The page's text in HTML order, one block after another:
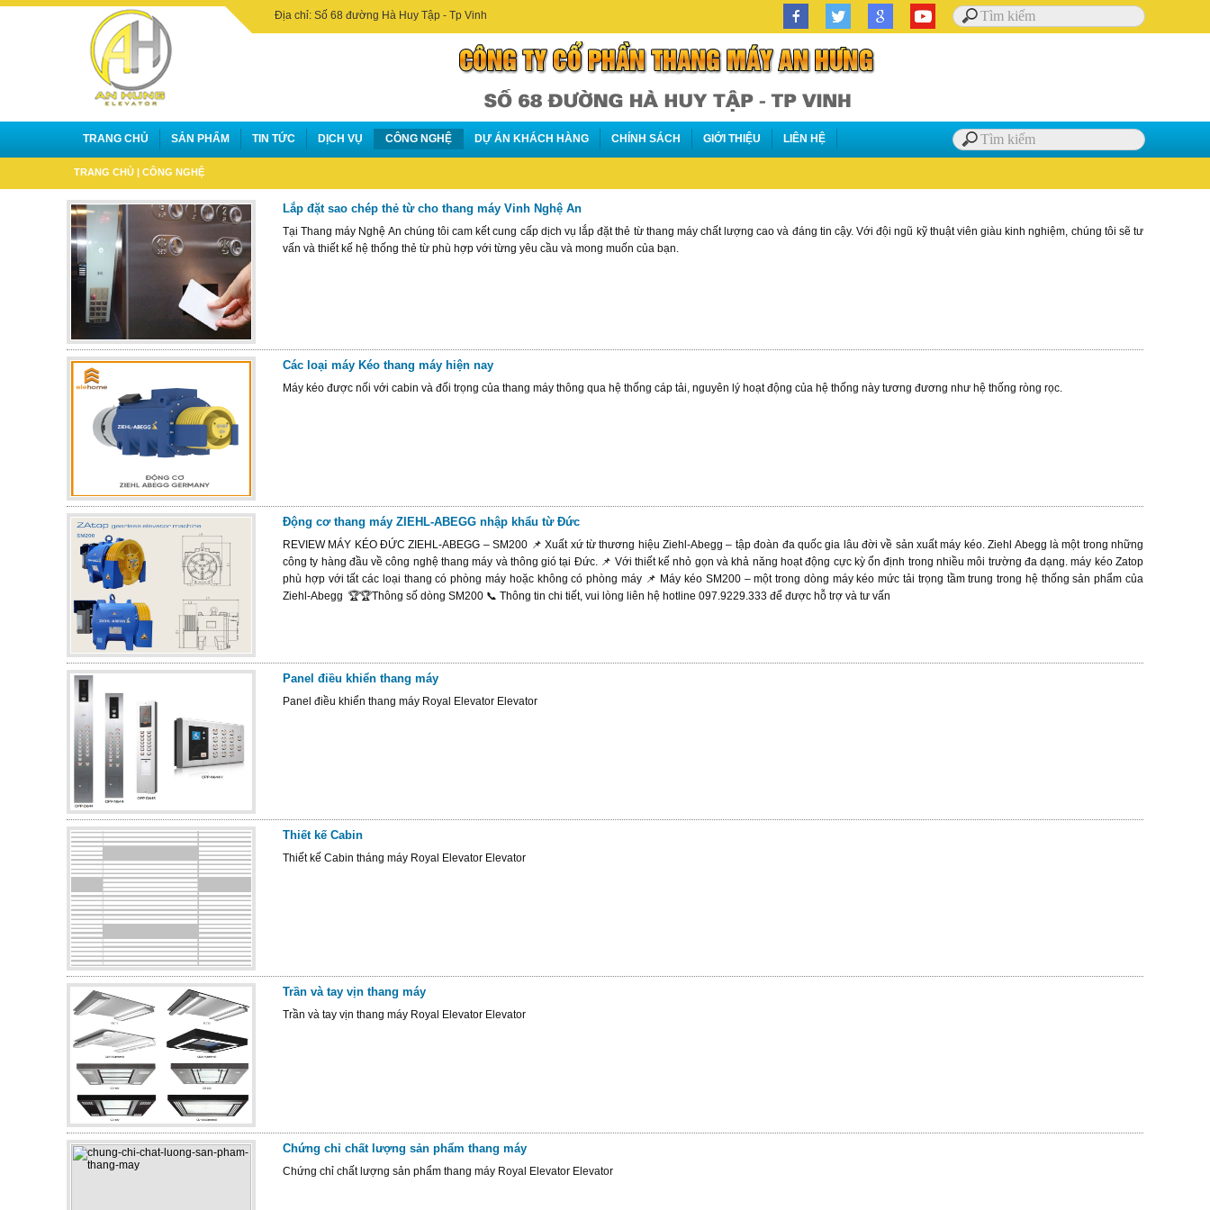
Địa chỉ: Số 68 đường Hà Huy Tập - Tp Vinh
TRANG CHỦ SẢN PHẨM TIN TỨC DỊCH VỤ CÔNG NGHỆ DỰ ÁN KHÁCH HÀNG CHÍNH SÁCH GIỚI THIỆU LIÊN HỆ
TRANG CHỦ | CÔNG NGHỆ
Lắp đặt sao chép thẻ từ cho thang máy Vinh Nghệ An
Tại Thang máy Nghệ An chúng tôi cam kết cung cấp dịch vụ lắp đặt thẻ từ thang máy chất lượng cao và đáng tin cậy. Với đội ngũ kỹ thuật viên giàu kinh nghiệm, chúng tôi sẽ tư
vấn và thiết kế hệ thống thẻ từ phù hợp với từng yêu cầu và mong muốn của bạn.
Các loại máy Kéo thang máy hiện nay
Máy kéo được nối với cabin và đối trọng của thang máy thông qua hệ thống cáp tải, nguyên lý hoạt động của hệ thống này tương đương như hệ thống ròng rọc.
Động cơ thang máy ZIEHL-ABEGG nhập khẩu từ Đức
REVIEW MÁY KÉO ĐỨC ZIEHL-ABEGG – SM200 📌 Xuất xứ từ thương hiệu Ziehl-Abegg – tập đoàn đa quốc gia lâu đời về sản xuất máy kéo. Ziehl Abegg là một trong những
công ty hàng đầu về công nghệ thang máy và thông gió tại Đức. 📌 Với thiết kế nhỏ gọn và khả năng hoạt động cực kỳ ổn định trong nhiều môi trường đa dạng. máy kéo Zatop
phù hợp với tất các loại thang có phòng máy hoặc không có phòng máy 📌 Máy kéo SM200 – một trong dòng máy kéo mức tải trọng tầm trung trong hệ thống sản phẩm của
Ziehl-Abegg ️ 🏆️🏆Thông số dòng SM200 📞 Thông tin chi tiết, vui lòng liên hệ hotline 097.9229.333 để được hỗ trợ và tư vấn
Panel điều khiển thang máy
Panel điều khiển thang máy Royal Elevator Elevator
Thiết kế Cabin
Thiết kế Cabin tháng máy Royal Elevator Elevator
Trần và tay vịn thang máy
Trần và tay vịn thang máy Royal Elevator Elevator
Chứng chỉ chất lượng sản phẩm thang máy
Chứng chỉ chất lượng sản phẩm thang máy Royal Elevator Elevator